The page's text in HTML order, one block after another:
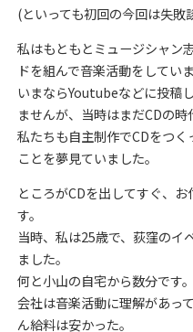
(といっても初回の今回は失敗
私はもともとミュージシャン
ドを組んで音楽活動をしていま
いまならYoutubeなどに投稿
ませんが、当時はまだCDの時
私たちも自主制作でCDをつ
ことを夢見ていました。
ところがCDを出してすぐ、
す。
当時、私は25歳で、荻窪のイ
ました。
何と小山の自宅から数分です。
会社は音楽活動に理解があっ
ん給料は安かった。